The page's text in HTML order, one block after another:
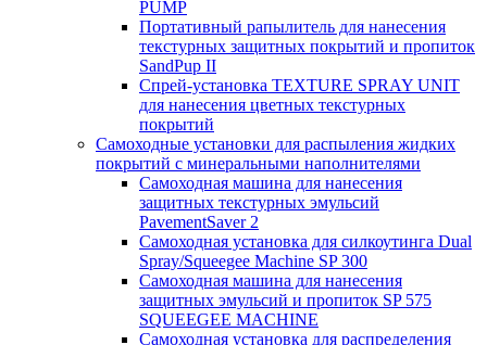
PUMP
Портативный рапылитель для нанесения
текстурных защитных покрытий и пропиток
SandPup II
Спрей-установка TEXTURE SPRAY UNIT
для нанесения цветных текстурных
покрытий
Самоходные установки для распыления жидких
покрытий с минеральными наполнителями
Самоходная машина для нанесения
защитных текстурных эмульсий
PavementSaver 2
Самоходная установка для силкоутинга Dual
Spray/Squeegee Machine SP 300
Самоходная машина для нанесения
защитных эмульсий и пропиток SP 575
SQUEEGEE MACHINE
Самоходная установка для распределения